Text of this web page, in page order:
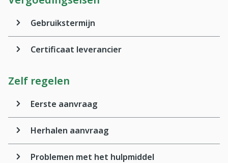
Gebruikstermijn
Certificaat leverancier
Zelf regelen
Eerste aanvraag
Herhalen aanvraag
Problemen met het hulpmiddel